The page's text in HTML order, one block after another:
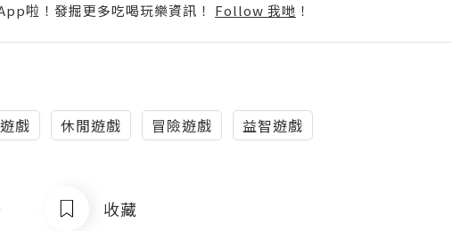
啦！發掘更多吃喝玩樂資訊！ Follow 我哋 ！
戲 休閒遊戲 冒險遊戲 益智遊戲
收藏